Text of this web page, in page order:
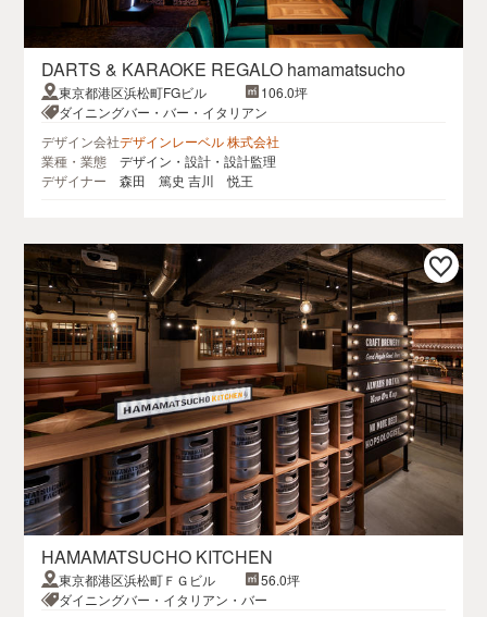
DARTS & KARAOKE REGALO hamamatsucho
東京都港区浜松町FGビル
106.0坪
ダイニングバー・バー・イタリアン
デザイン会社デザインレーベル 株式会社
業種・業態
デザイン・設計・設計監理
デザイナー
森田 篤史 吉川 悦王
HAMAMATSUCHO KITCHEN
東京都港区浜松町ＦＧビル
56.0坪
ダイニングバー・イタリアン・バー